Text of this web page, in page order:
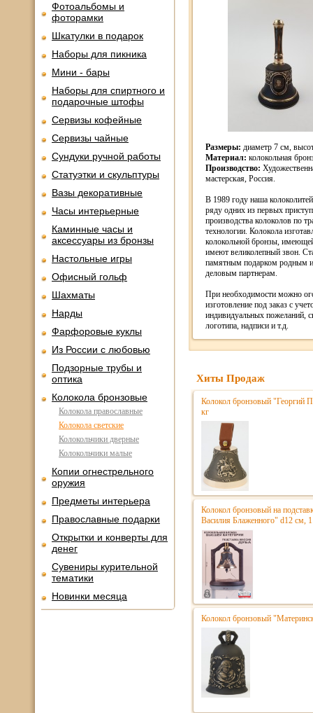
Фотоальбомы и
фоторамки
Шкатулки в подарок
Наборы для пикника
Мини - бары
Наборы для спиртного и
подарочные штофы
Сервизы кофейные
Сервизы чайные
Сундуки ручной работы
Статуэтки и скульптуры
Вазы декоративные
Часы интерьерные
Каминные часы и
аксессуары из бронзы
Настольные игры
Офисный гольф
Шахматы
Нарды
Фарфоровые куклы
Из России с любовью
Подзорные трубы и
оптика
Колокола бронзовые
Колокола православные
Колокола светские
Колокольчики дверные
Колокольчики малые
Копии огнестрельного
оружия
Предметы интерьера
Православные подарки
Открытки и конверты для
денег
Сувениры курительной
тематики
Новинки месяца
Размеры: диаметр 7 см,
Материал: колокольная
Производство:
мастерская, Россия.
В 1989 году наша
ряду одних из первых
производства колоколов по
технологии. Колокола
колокольной бронзы,
имеют великолепный звон.
памятным подарком родным
деловым партнерам.
При необходимости можно
изготовление под заказ с
индивидуальных пожеланий,
логотипа, надписи и т.д.
Хиты Продаж
Колокол бронзовый "Георгий
кг
Колокол бронзовый на
Василия Блаженного" d12 см,
Колокол бронзовый